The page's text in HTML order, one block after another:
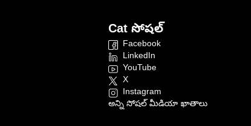
Cat సోషల్
Facebook
LinkedIn
YouTube
X
Instagram
అన్ని సోషల్ మీడియా ఖాతాలు